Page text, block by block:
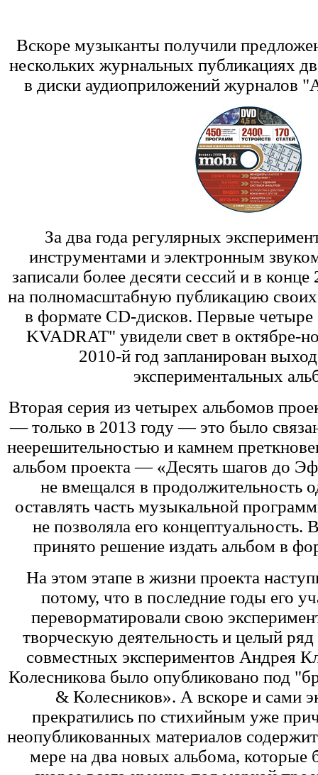
Вскоре музыканты получили
нескольких журнальных публикациях
в диски аудиоприложений журналов
За два года регулярных
инструментами и электронным
записали более десяти сессий и в
на полномасштабную публикацию
в формате CD-дисков. Первые четыре
KVADRAT" увидели свет в октябре-
2010-й год запланирован
экспериментальных
Вторая серия из четырех альбомов
— только в 2013 году — это было
неерешительностью и камнем
альбом проекта — «Деcять шагов до
не вмещался в продолжительность
оставлять часть музыкальной
не позволяла его
принято решение издать альбом в
На этом этапе в жизни проекта
потому, что в последние годы его
переворматировали свою
творческую деятельность и целый
совместных экспериментов Андрея
Колесникова было опубликовано под
& Колесников». А вскоре и сами
прекратились по стихийным уже
неопубликованных материалов
мере на два новых альбома, которые